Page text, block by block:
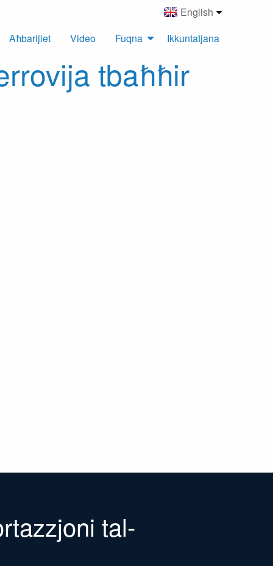
English
Aħbarijiet
Video Fuqna Ikkuntatjana
tbaħħir
tal-